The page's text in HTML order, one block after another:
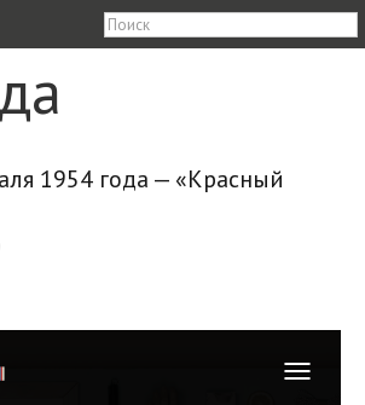
1954 года — «Красный